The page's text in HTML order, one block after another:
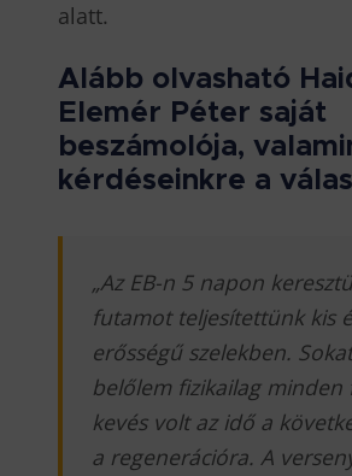
alatt.
Alább olvasható
Elemér Péter saját
beszámolója,
kérdéseinkre a
„Az EB-n 5 napon
futamot teljesítettünk kis
erősségű szelekben.
belőlem fizikailag minden
kevés volt az idő a
a regenerációra. A